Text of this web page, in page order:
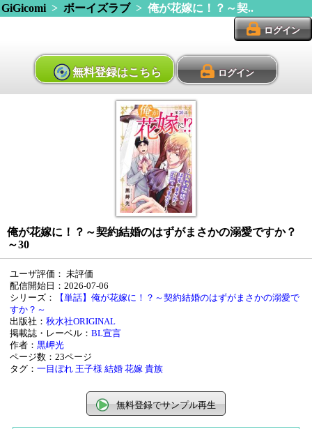
GiGicomi> ボーイズラブ> 俺が花嫁に！？～契..
ログイン
無料登録はこちら ログイン
俺が花嫁に！？～契約結婚のはずがまさかの溺愛ですか？
～30
ユーザ評価： 未評価
配信開始日：2026-07-06
シリーズ：
【単話】俺が花嫁に！？～契約結婚のはずがまさかの溺愛で
すか？～
出版社：秋水社ORIGINAL
掲載誌・レーベル：BL宣言
作者：黒岬光
ページ数：23ページ
タグ：一目ぼれ 王子様 結婚 花嫁 貴族
無料登録でサンプル再生